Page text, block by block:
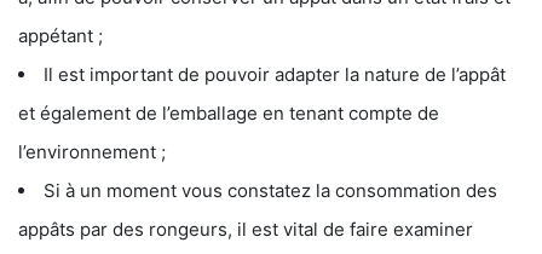
appétant ;
Il est important de pouvoir adapter la nature de l’appât
et également de l’emballage en tenant compte de
l’environnement ;
Si à un moment vous constatez la consommation des
appâts par des rongeurs, il est vital de faire examiner